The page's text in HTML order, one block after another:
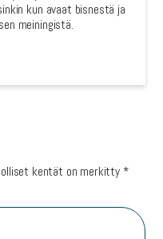
kun avaat bisnestä ja
meiningistä.
kentät on merkitty *